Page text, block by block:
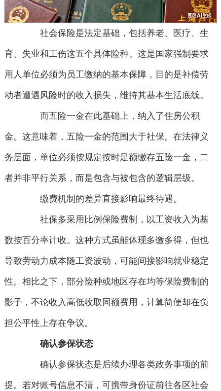
社会保险是法定基础，包括养老、医疗、生
育、失业和工伤这五个具体险种。这是国家强制要求
用人单位必须为员工缴纳的基本保障，目的是补偿劳
动者遭遇风险时的收入损失，维持其基本生活底线。
而五险一金在此基础上，纳入了住房公积
金。这意味着，五险一金的范围大于社保。在法律义
务层面，单位必须按规定按时足额缴存五险一金，二
者并非平行关系，而是包含与被包含的逻辑层级。
缴费机制的差异直接影响最终待遇。
社保多采用比例保险费制，以工资收入为基
数按百分率计收。这种方式虽能体现多缴多得，但也
导致劳动力成本随工资波动，可能间接影响就业稳定
性。相比之下，部分险种或地区存在均等保险费制的
影子，不论收入高低收取同额费用，计算简便却在负
担公平性上存在争议。
确认参保状态
确认参保状态是后续办理各类政务事项的前
提。若对账号信息不清，可携带身份证前往各区社会